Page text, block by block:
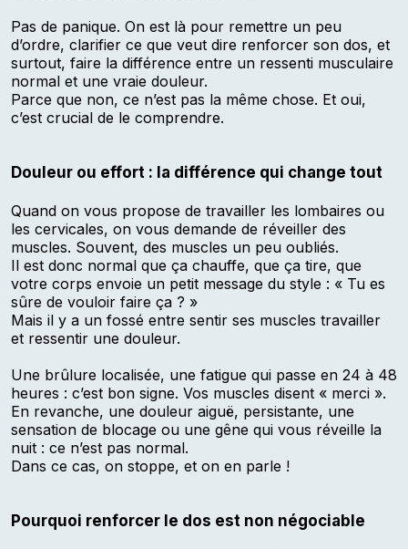
Pas de panique. On est là pour remettre un peu
d’ordre, clarifier ce que veut dire renforcer son dos, et
surtout, faire la différence entre un ressenti musculaire
normal et une vraie douleur.
Parce que non, ce n’est pas la même chose. Et oui,
c’est crucial de le comprendre.
Douleur ou effort : la différence qui change tout
Quand on vous propose de travailler les lombaires ou
les cervicales, on vous demande de réveiller des
muscles. Souvent, des muscles un peu oubliés.
Il est donc normal que ça chauffe, que ça tire, que
votre corps envoie un petit message du style : « Tu es
sûre de vouloir faire ça ? »
Mais il y a un fossé entre sentir ses muscles travailler
et ressentir une douleur.
Une brûlure localisée, une fatigue qui passe en 24 à 48
heures : c’est bon signe. Vos muscles disent « merci ».
En revanche, une douleur aiguë, persistante, une
sensation de blocage ou une gêne qui vous réveille la
nuit : ce n’est pas normal.
Dans ce cas, on stoppe, et on en parle !
Pourquoi renforcer le dos est non négociable